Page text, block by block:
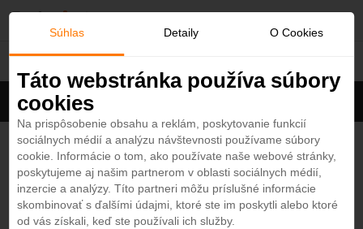
ú
Maurícius
Filter
Zobrazených 18z 66 hotelov Zobraziť všetky
Zilwa Attitude 4*
4,3
Maurícius - Plážový hotel
Súhlas Detaily O Cookies
Táto webstránka používa súbory
cookies
Na prispôsobenie obsahu a reklám, poskytovanie funkcií
sociálnych médií a analýzu návštevnosti používame súbory
cookie. Informácie o tom, ako používate naše webové stránky,
poskytujeme aj našim partnerom v oblasti sociálnych médií,
inzercie a analýzy. Títo partneri môžu príslušné informácie
skombinovať s ďalšími údajmi, ktoré ste im poskytli alebo ktoré
od vás získali, keď ste používali ich služby.